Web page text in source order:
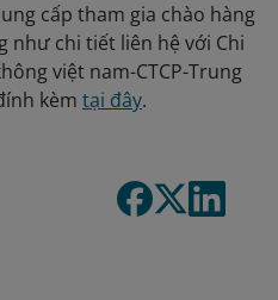
cấp tham gia chào hàng
như chi tiết liên hệ với Chi
việt nam-CTCP-Trung
kèm tại đây.